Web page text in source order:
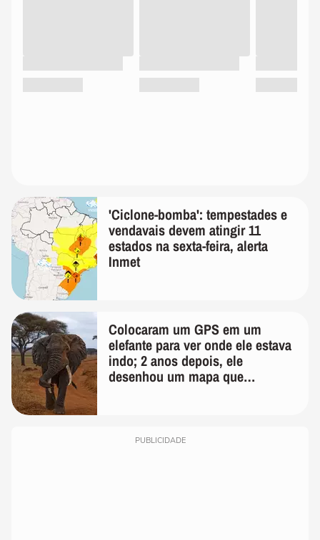
'Ciclone-bomba': tempestades e
vendavais devem atingir 11
estados na sexta-feira, alerta
Inmet
Colocaram um GPS em um
elefante para ver onde ele estava
indo; 2 anos depois, ele
desenhou um mapa que
PUBLICIDADE